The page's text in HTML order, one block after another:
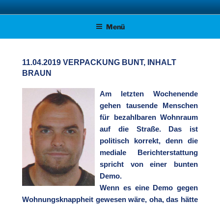
Zum
Inhalt AFD KREISVERBAND STADE
Menü
11.04.2019 VERPACKUNG BUNT, INHALT
BRAUN
Am letzten Wochenende
gehen tausende Menschen
für bezahlbaren Wohnraum
auf die Straße. Das ist
politisch korrekt, denn die
mediale Berichterstattung
spricht von einer bunten
Demo.
Wenn es eine Demo gegen
Wohnungsknappheit gewesen wäre, oha, das hätte